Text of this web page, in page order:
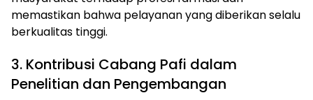
memastikan bahwa pelayanan yang diberikan selalu
berkualitas tinggi.
3. Kontribusi Cabang Pafi dalam
Penelitian dan Pengembangan